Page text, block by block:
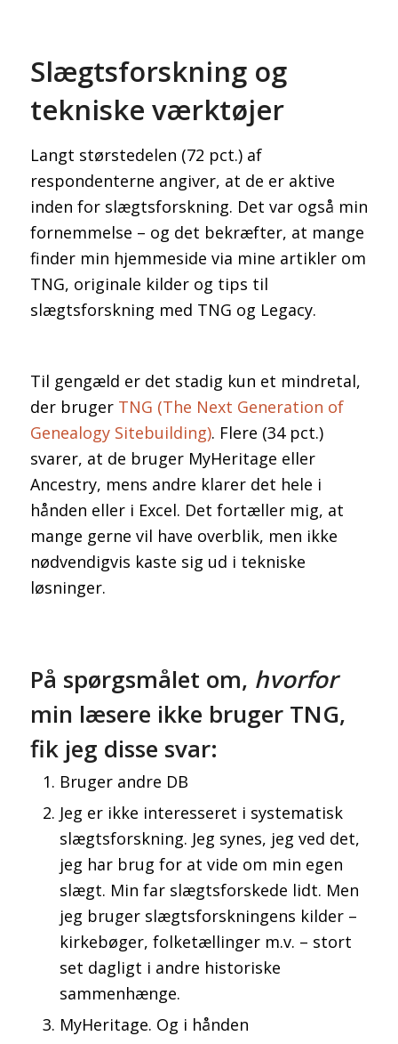
Slægtsforskning og
tekniske værktøjer
Langt størstedelen (72 pct.) af
respondenterne angiver, at de er aktive
inden for slægtsforskning. Det var også min
fornemmelse – og det bekræfter, at mange
finder min hjemmeside via mine artikler om
TNG, originale kilder og tips til
slægtsforskning med TNG og Legacy.
Til gengæld er det stadig kun et mindretal,
der bruger TNG (The Next Generation of
Genealogy Sitebuilding). Flere (34 pct.)
svarer, at de bruger MyHeritage eller
Ancestry, mens andre klarer det hele i
hånden eller i Excel. Det fortæller mig, at
mange gerne vil have overblik, men ikke
nødvendigvis kaste sig ud i tekniske
løsninger.
På spørgsmålet om, hvorfor
min læsere ikke bruger TNG,
fik jeg disse svar:
Bruger andre DB
Jeg er ikke interesseret i systematisk
slægtsforskning. Jeg synes, jeg ved det,
jeg har brug for at vide om min egen
slægt. Min far slægtsforskede lidt. Men
jeg bruger slægtsforskningens kilder –
kirkebøger, folketællinger m.v. – stort
set dagligt i andre historiske
sammenhænge.
MyHeritage. Og i hånden